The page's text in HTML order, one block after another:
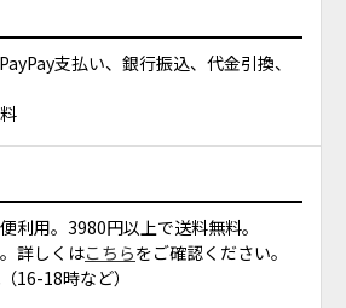
支払い、銀行振込、代金引換、
利用。3980円以上で送料無料。
詳しくはこちらをご確認ください。
16-18時など）